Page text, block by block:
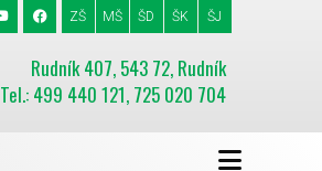
Rudník 407, 543 72, Rudník
Tel.: 499 440 121, 725 020 704
ZŠ MŠ ŠD ŠK ŠJ